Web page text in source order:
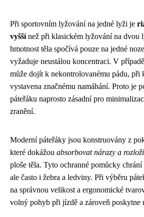
Při sportovním lyžování na jedné lyži je
vyššínež při klasickém lyžování na dvou
hmotnost těla spočívá pouze na jedné
vyžaduje neustálou koncentraci. V
může dojít k nekontrolovanému pádu, při
vystavena značnému namáhání. Proto je
páteřáku naprosto zásadní pro
zranění.
Moderní páteřáky jsou konstruovány z
které dokážou absorbovat nárazy a
ploše těla. Tyto ochranné pomůcky chrání
ale často i žebra a ledviny. Při výběru
na správnou velikost a ergonomické
volný pohyb při jízdě a zároveň poskytne